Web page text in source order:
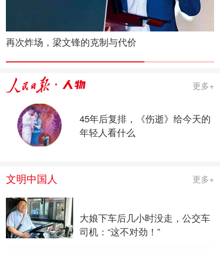
西北花儿唱出“洗脑”神曲，这位传承人让老腔火了
更多+
45年后复排，《伤逝》给今天的
年轻人看什么
文明中国人 更多+
大娘下车后几小时没走，公交车
司机：“这不对劲！”